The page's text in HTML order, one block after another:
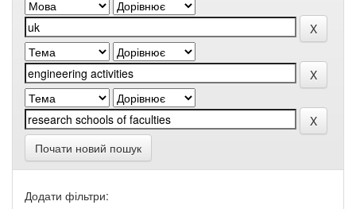
Почати новий пошук
Додати фільтри: